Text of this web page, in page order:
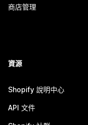
商店管理
資源
Shopify 說明中心
API 文件